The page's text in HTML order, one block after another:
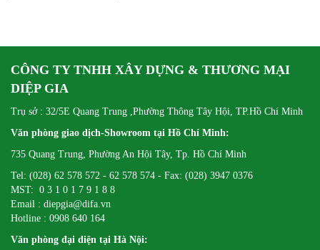
CÔNG TY TNHH XÂY DỰNG & THƯƠNG MẠI
DIỆP GIA
Trụ sở : 32/5E Quang Trung ,Phường Thông Tây Hội, TP.Hồ Chí Minh
Văn phòng giao dịch-Showroom tại Hồ Chí Minh:
735 Quang Trung, Phường An Hội Tây, Tp. Hồ Chí Minh
Tel: (028) 62 578 572 - 62 578 574 - Fax: (028) 3947 0376
MST: 0 3 1 0 1 7 9 1 8 8
Email : diepgia@difa.vn
Hotline : 0908 640 164
Văn phòng đại diện tại Hà Nội: